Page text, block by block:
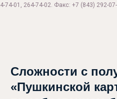
74-01, 264-74-02. Факс: +7 (843) 292-
Сложности с
«Пушкинской